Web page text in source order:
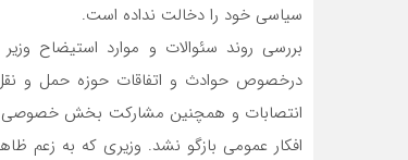
سیاسی خود را دخالت نداده است.
بررسی روند سئوالات و موارد استیضاح
درخصوص حوادث و اتفاقات حوزه حمل و
انتصابات و همچنین مشارکت بخش خصوصی در
افکار عمومی بازگو نشد. وزیری که به زعم